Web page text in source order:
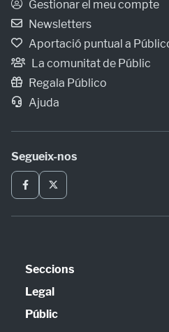
Gestionar el meu compte
Newsletters
Aportació puntual a
La comunitat de Públic
Regala Público
Ajuda
Segueix-nos
Seccions
Política
Opinió
Legal
Avís legal
Públic